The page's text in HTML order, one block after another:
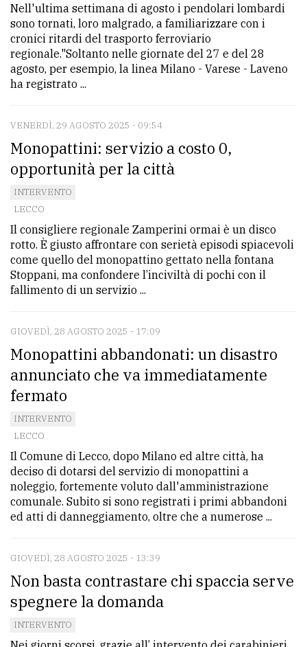
Nell'ultima settimana di agosto i pendolari lombardi
sono tornati, loro malgrado, a familiarizzare con i
cronici ritardi del trasporto ferroviario
regionale."Soltanto nelle giornate del 27 e del 28
agosto, per esempio, la linea Milano - Varese - Laveno
ha registrato ...
VENERDÌ, 29 AGOSTO 2025 - 09:54
Monopattini: servizio a costo 0,
opportunità per la città
INTERVENTO
LECCO
Il consigliere regionale Zamperini ormai è un disco
rotto. È giusto affrontare con serietà episodi spiacevoli
come quello del monopattino gettato nella fontana
Stoppani, ma confondere l’inciviltà di pochi con il
fallimento di un servizio ...
GIOVEDÌ, 28 AGOSTO 2025 - 17:09
Monopattini abbandonati: un disastro
annunciato che va immediatamente
fermato
INTERVENTO
LECCO
Il Comune di Lecco, dopo Milano ed altre città, ha
deciso di dotarsi del servizio di monopattini a
noleggio, fortemente voluto dall'amministrazione
comunale. Subito si sono registrati i primi abbandoni
ed atti di danneggiamento, oltre che a numerose ...
GIOVEDÌ, 28 AGOSTO 2025 - 13:39
Non basta contrastare chi spaccia serve
spegnere la domanda
INTERVENTO